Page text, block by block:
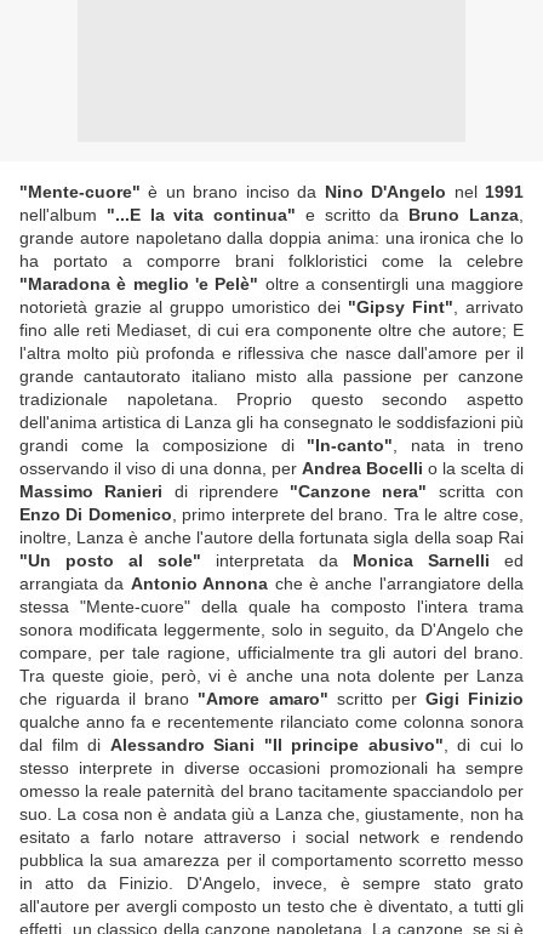
"Mente-cuore" è un brano inciso da Nino D'Angelo nel 1991
nell'album "...E la vita continua" e scritto da Bruno Lanza
grande autore napoletano dalla doppia anima: una ironica che lo
ha portato a comporre brani folkloristici come la celebre
"Maradona è meglio 'e Pelè" oltre a consentirgli una maggiore
notorietà grazie al gruppo umoristico dei "Gipsy Fint" , arrivato
fino alle reti Mediaset, di cui era componente oltre che autore; E
l'altra molto più profonda e riflessiva che nasce dall'amore per il
grande cantautorato italiano misto alla passione per canzone
tradizionale napoletana. Proprio questo secondo aspetto
dell'anima artistica di Lanza gli ha consegnato le soddisfazioni più
grandi come la composizione di "In-canto" , nata in treno
osservando il viso di una donna, per Andrea Bocelli o la scelta di
Massimo Ranieri di riprendere "Canzone nera" scritta con
Enzo Di Domenico , primo interprete del brano. Tra le altre cose,
inoltre, Lanza è anche l'autore della fortunata sigla della soap Rai
"Un posto al sole" interpretata da Monica Sarnelli ed
arrangiata da Antonio Annona che è anche l'arrangiatore della
stessa "Mente-cuore" della quale ha composto l'intera trama
sonora modificata leggermente, solo in seguito, da D'Angelo che
compare, per tale ragione, ufficialmente tra gli autori del brano.
Tra queste gioie, però, vi è anche una nota dolente per Lanza
che riguarda il brano "Amore amaro" scritto per Gigi Finizio
qualche anno fa e recentemente rilanciato come colonna sonora
dal film di Alessandro Siani "Il principe abusivo" , di cui lo
stesso interprete in diverse occasioni promozionali ha sempre
omesso la reale paternità del brano tacitamente spacciandolo per
suo. La cosa non è andata giù a Lanza che, giustamente, non ha
esitato a farlo notare attraverso i social network e rendendo
pubblica la sua amarezza per il comportamento scorretto messo
in atto da Finizio. D'Angelo, invece, è sempre stato grato
all'autore per avergli composto un testo che è diventato, a tutti gli
effetti, un classico della canzone napoletana. La canzone, se si è